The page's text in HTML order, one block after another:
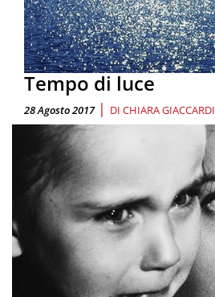
Tempo di luce
28 Agosto 2017 | DI CHIARA GIACCARDI